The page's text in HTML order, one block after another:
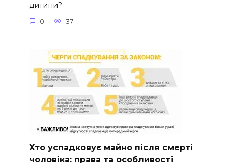
дитини?
0 37
Хто успадковує майно після смерті
чоловіка: права та особливості